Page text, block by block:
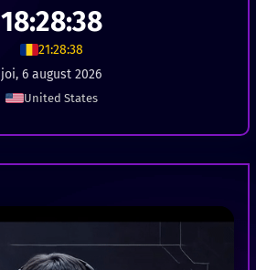
18:28:39
21:28:39
joi, 6 august 2026
United States